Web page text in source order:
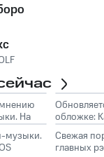
На
обложке:
музыки.
Свежая
главных